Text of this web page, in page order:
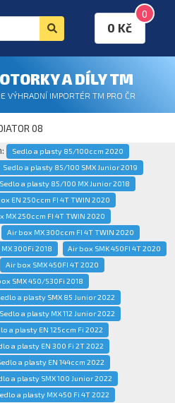
0
0 Kč
A DÍLY TM
VÝHRADNÍ IMPORTÉR TM PRO ČR
08
Sedlo a plasty 85/100ccm 2020
Sedlo a plasty 85/100 SMX Junior 2019
Sedlo a plasty 85/100 MX Junior 2018
EN 250ccm FI 4T TWIN 2020
MX 250ccm FI 4T TWIN 2020
Air box MX 300ccm FI 4T TWIN 2020
300Fi 2018
Air box SMK 450FI 4T 2020
Air box SMX 450FI 4T 2020
SMX 450/530Fi 2018
a plasty SMX 85 Junior 2022
Sedlo a plasty MX 112 Junior 2022
a plasty EN 125ccm Fi 2022
a plasty EN 300 Fi 2T 2022
a plasty EN 144ccm 2022
a plasty SMX 100 Junior 2022
a plasty MX 450 Fi 4T 2022